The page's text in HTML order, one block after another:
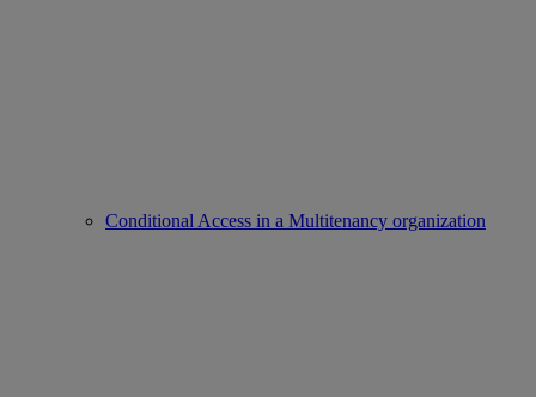
Conditional Access in a Multitenancy organization